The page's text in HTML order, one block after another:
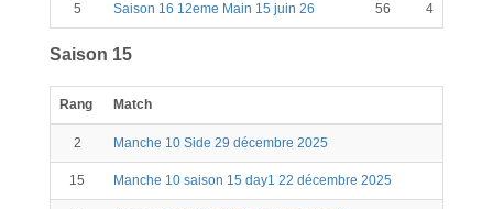
5 Saison 16 12eme Main 15 juin 26 56 4
Saison 15
Rang Match
2 Manche 10 Side 29 décembre 2025
15 Manche 10 saison 15 day1 22 décembre 2025